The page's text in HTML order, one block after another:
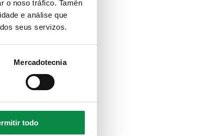
o noso tráfico. Tamén
e análise que
seus servizos.
Mercadotecnia
todo